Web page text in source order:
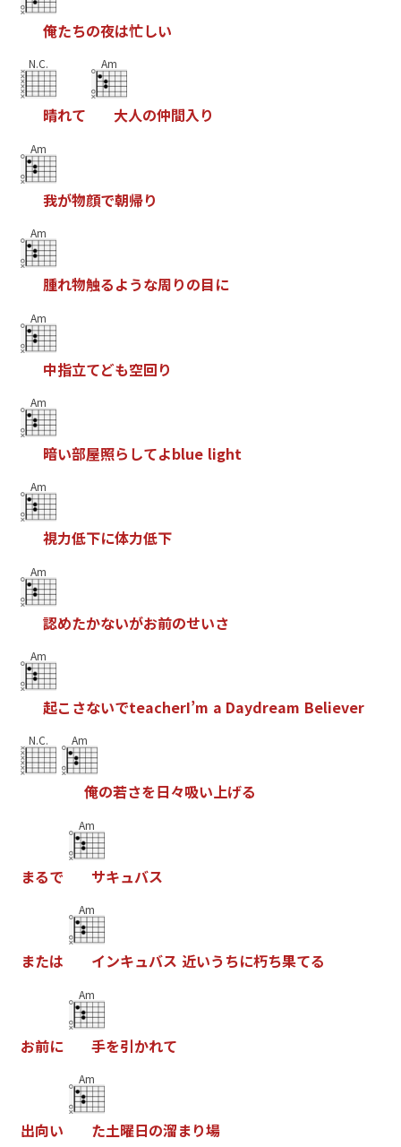
俺たちの夜は忙しい
N.C.
晴れて
Am
大人の仲間入り
Am
我が物顔で朝帰り
Am
腫れ物触るような周りの目に
Am
中指立てども空回り
Am
暗い部屋照ら してよblue light
Am
視力低下に体力低下
Am
認めたかないがお前のせいさ
Am
起こ さないでteacherI’m a Daydream Believer
N.C. Am
俺の若さを日々吸い上げる
まるで
Am
サキュバス
または
Am
インキュバス 近いう ちに朽ち果てる
お前に
Am
手を引かれて
出向い
Am
た土曜日の溜まり場